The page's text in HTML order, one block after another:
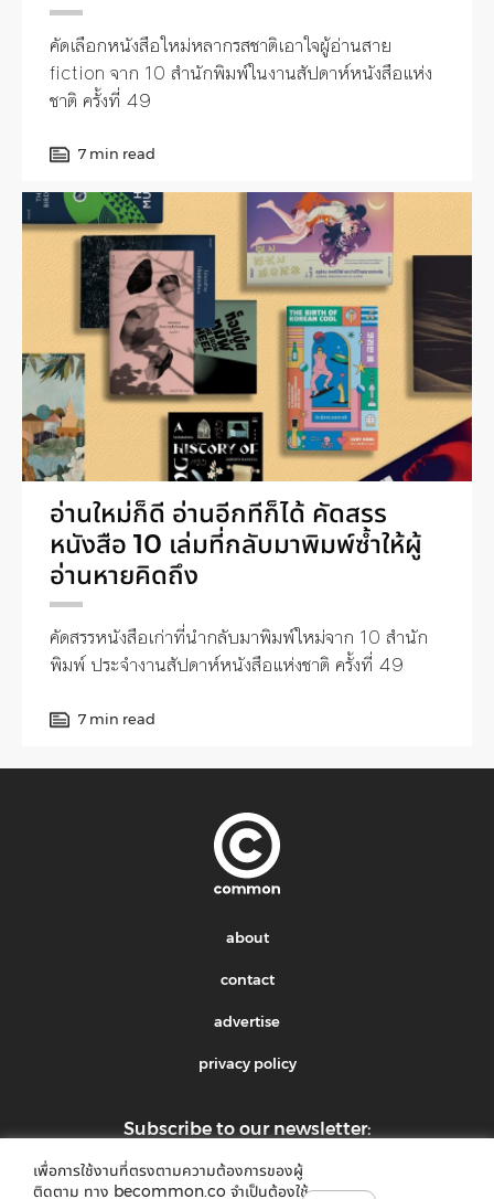
คัดเลือกหนังสือใหม่หลากรสชาติเอาใจผู้อ่านสาย
fiction จาก 10 สำนักพิมพ์ในงานสัปดาห์หนังสือแห่ง
ชาติ ครั้งที่ 49
7 min read
อ่านใหม่ก็ดี อ่านอีกทีก็ได้ คัดสรร
หนังสือ 10 เล่มที่กลับมาพิมพ์ซ้ำให้ผู้
อ่านหายคิดถึง
คัดสรรหนังสือเก่าที่นำกลับมาพิมพ์ใหม่จาก 10 สำนัก
พิมพ์ ประจำงานสัปดาห์หนังสือแห่งชาติ ครั้งที่ 49
7 min read
about
contact
advertise
privacy policy
Subscribe to our newsletter:
submit
เพื่อการใช้งานที่ตรงตามความต้องการของผู้
ติดตาม ทาง becommon.co จำเป็นต้องใช้